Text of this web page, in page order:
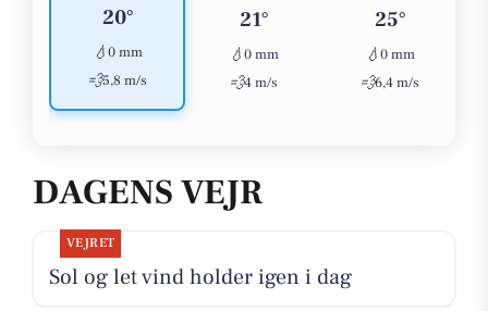
20°
💧0 mm
💨5,8 m/s
21°
💧0 mm
💨4 m/s
25°
💧0 mm
💨6,4 m/s
DAGENS VEJR
VEJRET
Sol og let vind holder igen i dag